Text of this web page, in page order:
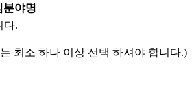
분야명
다.
최소 하나 이상 선택 하셔야 합니다.)